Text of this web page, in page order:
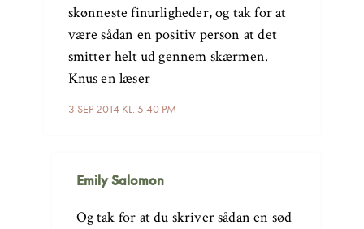
3 SEP 2014 KL. 5:40 PM
skønneste finurligheder, og tak for at
være sådan en positiv person at det
smitter helt ud gennem skærmen.
Knus en læser
Emily Salomon
Og tak for at du skriver sådan en sød